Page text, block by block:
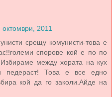
октомври, 2011
срещу комунисти-това е
спорове кой е по по
между хората на кух
педераст! Това е все едно
кой да го заколи.Айде на